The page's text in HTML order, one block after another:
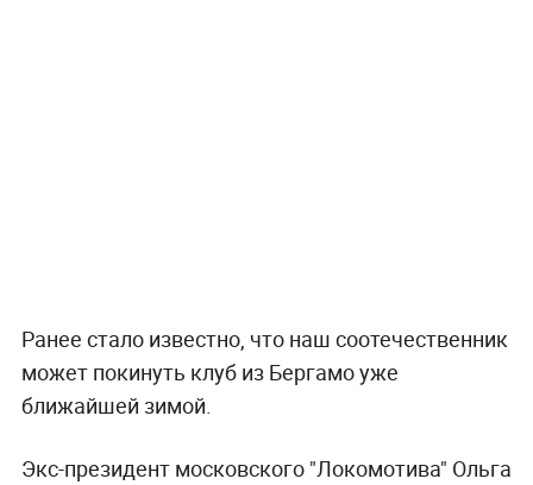
Ранее стало известно, что наш соотечественник
может покинуть клуб из Бергамо уже
ближайшей зимой.
Экс-президент московского "Локомотива" Ольга